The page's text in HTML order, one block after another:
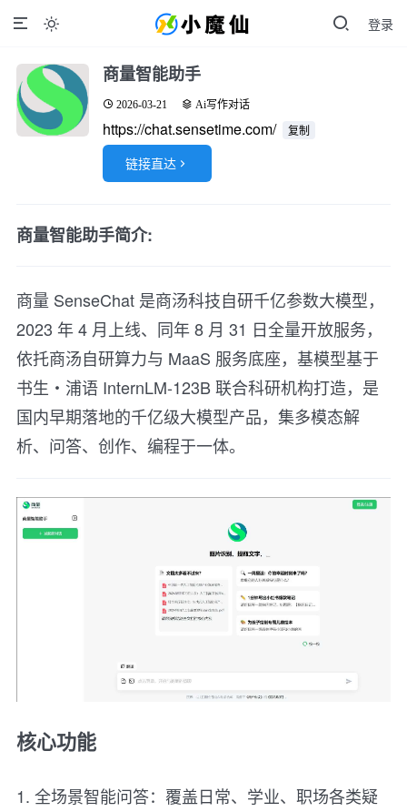
登录

商量智能助手
2026-03-21 Ai写作对话
https://chat.sensetime.com/ 复制
链接直达 
商量智能助手简介:
商量 SenseChat 是商汤科技自研千亿参数大模型，
2023 年 4 月上线、同年 8 月 31 日全量开放服务，
依托商汤自研算力与 MaaS 服务底座，基模型基于
书生・浦语 InternLM-123B 联合科研机构打造，是
国内早期落地的千亿级大模型产品，集多模态解
析、问答、创作、编程于一体。
核心功能
1. 全场景智能问答：覆盖日常、学业、职场各类疑